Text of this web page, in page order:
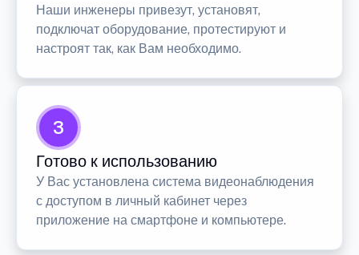
Наши инженеры привезут, установят,
подключат оборудование, протестируют и
настроят так, как Вам необходимо.
3
Готово к использованию
У Вас установлена система видеонаблюдения
с доступом в личный кабинет через
приложение на смартфоне и компьютере.